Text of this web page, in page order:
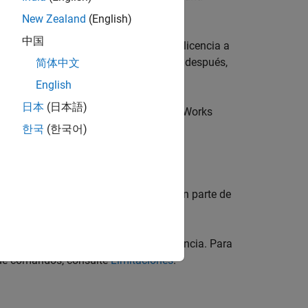
tiene una licencia, puede asociar su licencia a
http://www.mathworks.com
y, después,
iniciar sesión en su cuenta de MathWorks
uno. El ID de usuario se convierte en parte de
de MathWorks que incluye su licencia. Para
comandos, consulteLimitaciones.
New Zealand (English)
中国
简体中文
English
日本 (日本語)
한국 (한국어)